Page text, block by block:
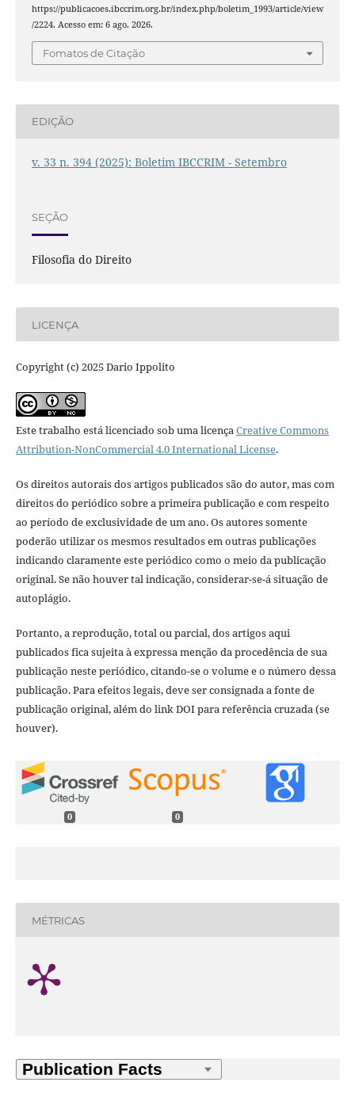
https://publicacoes.ibccrim.org.br/index.php/boletim_1993/article/view
/2224. Acesso em: 6 ago. 2026.
Fomatos de Citação
EDIÇÃO
v. 33 n. 394 (2025): Boletim IBCCRIM - Setembro
SEÇÃO
Filosofia do Direito
LICENÇA
Copyright (c) 2025 Dario Ippolito
Este trabalho está licenciado sob uma licençaCreative Commons
Attribution-NonCommercial 4.0 International License.
Os direitos autorais dos artigos publicados são do autor, mas com
direitos do periódico sobre a primeira publicação e com respeito
ao período de exclusividade de um ano. Os autores somente
poderão utilizar os mesmos resultados em outras publicações
indicando claramente este periódico como o meio da publicação
original. Se não houver tal indicação, considerar-se-á situação de
autoplágio.
Portanto, a reprodução, total ou parcial, dos artigos aqui
publicados fica sujeita à expressa menção da procedência de sua
publicação neste periódico, citando-se o volume e o número dessa
publicação. Para efeitos legais, deve ser consignada a fonte de
publicação original, além do link DOI para referência cruzada (se
houver).
0 0
MÉTRICAS